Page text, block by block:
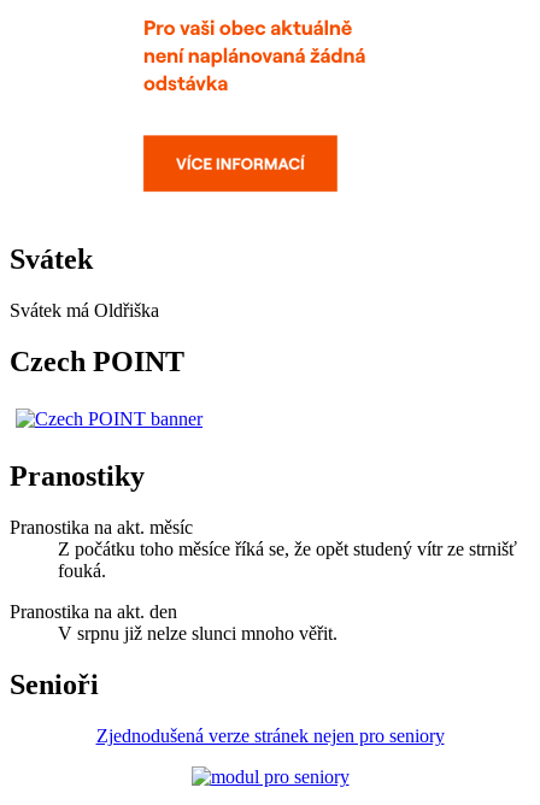
Svátek
Svátek má Oldřiška
Czech POINT
Pranostiky
Pranostika na akt. měsíc
Z počátku toho měsíce říká se, že opět studený vítr ze strnišť
fouká.
Pranostika na akt. den
V srpnu již nelze slunci mnoho věřit.
Senioři
Zjednodušená verze stránek nejen pro seniory